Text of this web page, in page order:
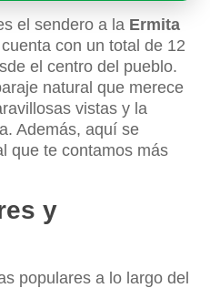
el sendero a la Ermita
con un total de 12
el centro del pueblo.
natural que merece
vistas y la
Además, aquí se
que te contamos más
y
populares a lo largo del